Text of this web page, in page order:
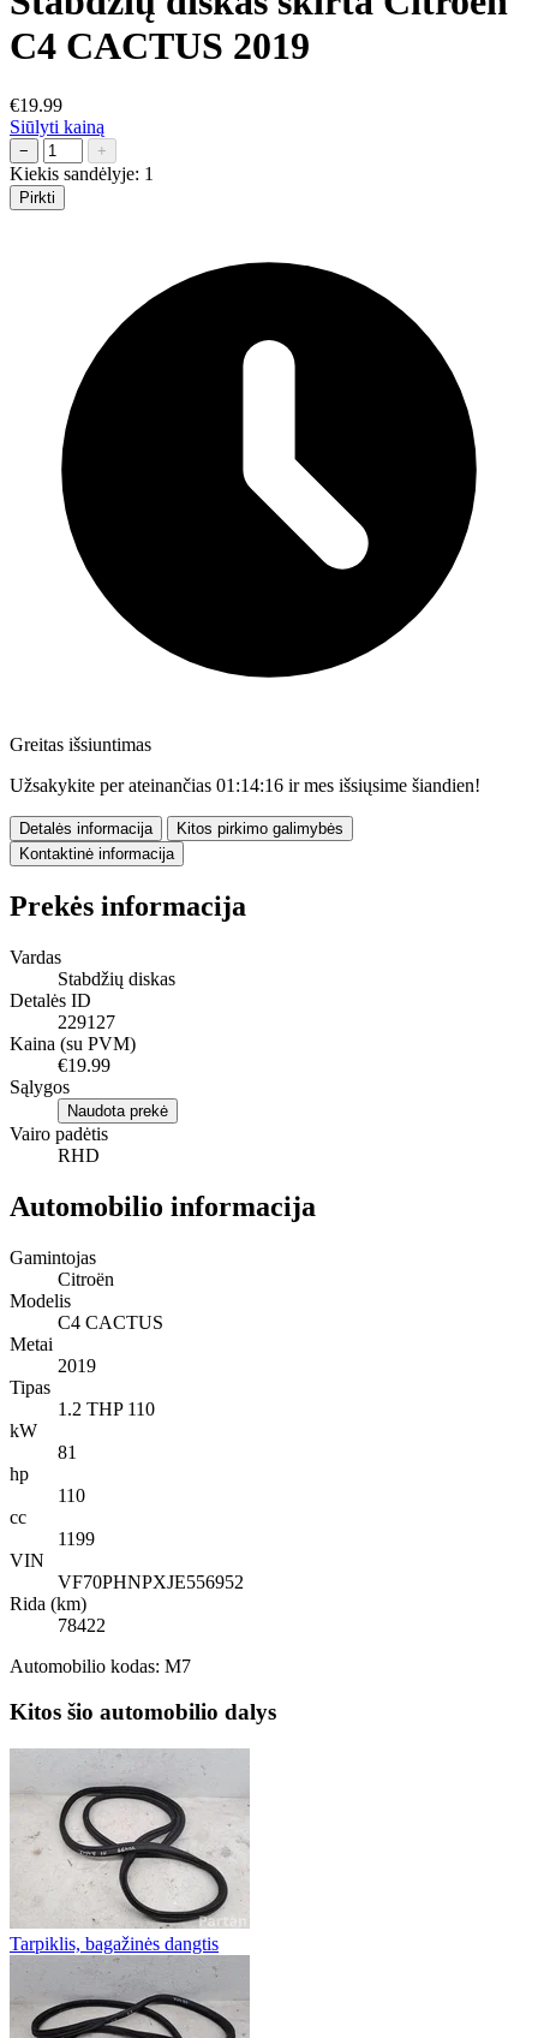
C4 CACTUS 2019
€19.99
Siūlyti kainą
− +
Kiekis sandėlyje: 1
Pirkti
Greitas išsiuntimas
Užsakykite per ateinančias 01:14:15 ir mes išsiųsime šiandien!
Detalės informacija
Kitos pirkimo galimybės
Kontaktinė informacija
Prekės informacija
Vardas
Stabdžių diskas
Detalės ID
229127
Kaina (su PVM)
€19.99
Sąlygos
Naudota prekė
Vairo padėtis
RHD
Automobilio informacija
Gamintojas
Citroën
Modelis
C4 CACTUS
Metai
2019
Tipas
1.2 THP 110
kW
81
hp
110
cc
1199
VIN
VF70PHNPXJE556952
Rida (km)
78422
Automobilio kodas: M7
Kitos šio automobilio dalys
Tarpiklis, bagažinės dangtis